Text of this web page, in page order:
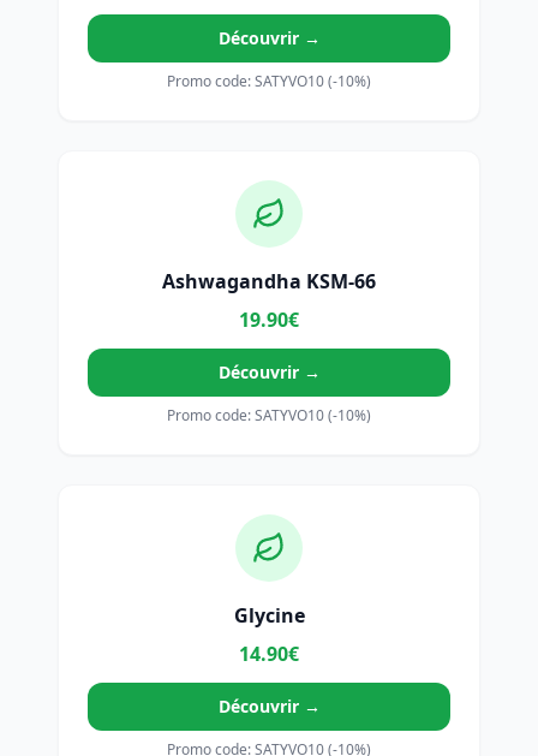
Découvrir →
Promo code: SATYVO10 (-10%)
Ashwagandha KSM-66
19.90€
Découvrir →
Promo code: SATYVO10 (-10%)
Glycine
14.90€
Découvrir →
Promo code: SATYVO10 (-10%)